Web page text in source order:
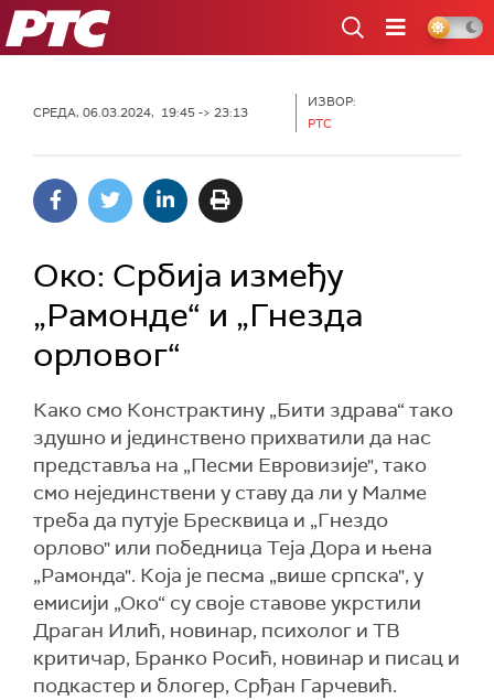
РТС
СРЕДА, 06.03.2024, 19:45 -> 23:13
ИЗВОР:
РТС
Око: Србија између
„Рамонде“ и „Гнезда
орловог“
Како смо Констрактину „Бити здрава“ тако
здушно и јединствено прихватили да нас
представља на „Песми Евровизије", тако
смо нејединствени у ставу да ли у Малме
треба да путује Бресквица и „Гнездо
орлово" или победница Теја Дора и њена
„Рамонда". Која је песма „више српска", у
емисији „Око“ су своје ставове укрстили
Драган Илић, новинар, психолог и ТВ
критичар, Бранко Росић, новинар и писац и
подкастер и блогер, Срђан Гарчевић.